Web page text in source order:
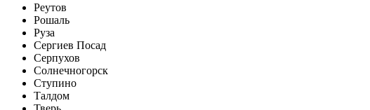
Реутов
Рошаль
Руза
Сергиев Посад
Серпухов
Солнечногорск
Ступино
Талдом